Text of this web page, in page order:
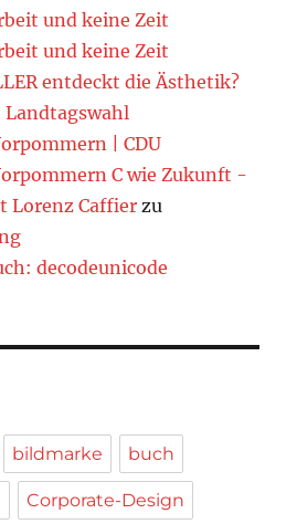
und keine Zeit
und keine Zeit
entdeckt die Ästhetik?
| CDU
C wie Zukunft -
Lorenz Caffier zu
decodeunicode
bildmarke buch
Corporate-Design